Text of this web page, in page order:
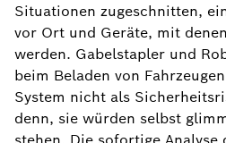
Situationen zugeschnitten,
vor Ort und Geräte, mit
werden. Gabelstapler und
beim Beladen von
System nicht als
denn, sie würden selbst